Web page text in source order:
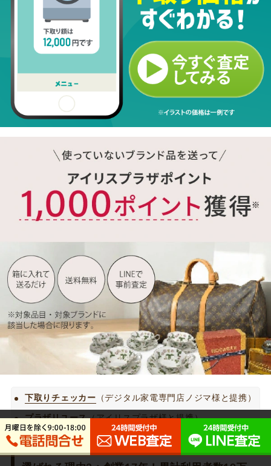
下取りチェッカー （デジタル家電専門店ノジマ様と提携）
プラザリユース（アイリスプラザ様と提携）